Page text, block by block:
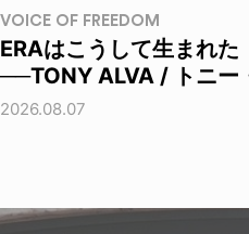
VOICE OF FREEDOM
ERAはこうして生まれた
──TONY ALVA / トニー
2026.08.07